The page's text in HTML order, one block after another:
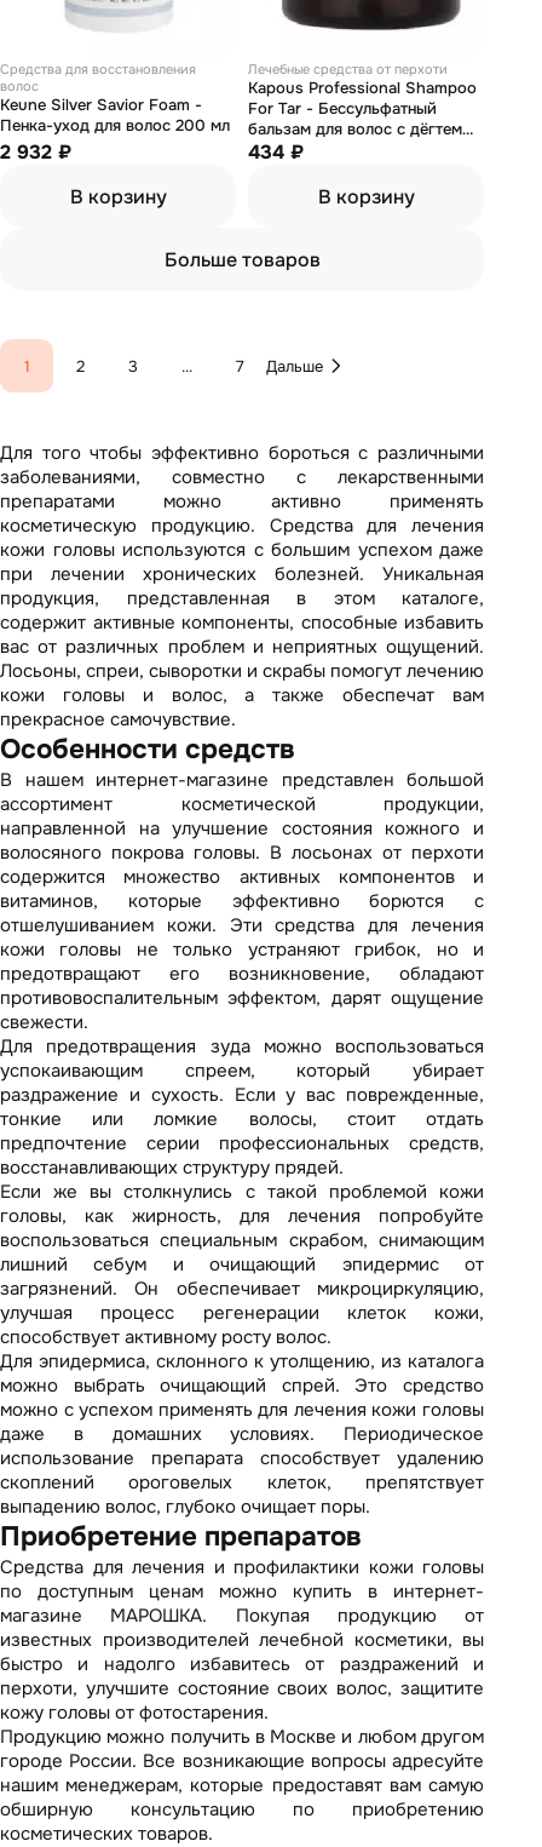
Средства для восстановления
волос
Keune Silver Savior Foam -
Пенка-уход для волос 200 мл
2 932 ₽
В корзину
Лечебные средства от перхоти
Kapous Professional Shampoo
For Tar - Бессульфатный
бальзам для волос с дёгтем
300 мл
434 ₽
В корзину
Больше товаров
1 2 3 ... 7 Дальше
Для того чтобы эффективно бороться с различными
заболеваниями, совместно с лекарственными
препаратами можно активно применять
косметическую продукцию. Средства для лечения
кожи головы используются с большим успехом даже
при лечении хронических болезней. Уникальная
продукция, представленная в этом каталоге,
содержит активные компоненты, способные избавить
вас от различных проблем и неприятных ощущений.
Лосьоны, спреи, сыворотки и скрабы помогут лечению
кожи головы и волос, а также обеспечат вам
прекрасное самочувствие.
Особенности средств
В нашем интернет-магазине представлен большой
ассортимент косметической продукции,
направленной на улучшение состояния кожного и
волосяного покрова головы. В лосьонах от перхоти
содержится множество активных компонентов и
витаминов, которые эффективно борются с
отшелушиванием кожи. Эти средства для лечения
кожи головы не только устраняют грибок, но и
предотвращают его возникновение, обладают
противовоспалительным эффектом, дарят ощущение
свежести.
Для предотвращения зуда можно воспользоваться
успокаивающим спреем, который убирает
раздражение и сухость. Если у вас поврежденные,
тонкие или ломкие волосы, стоит отдать
предпочтение серии профессиональных средств,
восстанавливающих структуру прядей.
Если же вы столкнулись с такой проблемой кожи
головы, как жирность, для лечения попробуйте
воспользоваться специальным скрабом, снимающим
лишний себум и очищающий эпидермис от
загрязнений. Он обеспечивает микроциркуляцию,
улучшая процесс регенерации клеток кожи,
способствует активному росту волос.
Для эпидермиса, склонного к утолщению, из каталога
можно выбрать очищающий спрей. Это средство
можно с успехом применять для лечения кожи головы
даже в домашних условиях. Периодическое
использование препарата способствует удалению
скоплений ороговелых клеток, препятствует
выпадению волос, глубоко очищает поры.
Приобретение препаратов
Средства для лечения и профилактики кожи головы
по доступным ценам можно купить в интернет-
магазине МАРОШКА. Покупая продукцию от
известных производителей лечебной косметики, вы
быстро и надолго избавитесь от раздражений и
перхоти, улучшите состояние своих волос, защитите
кожу головы от фотостарения.
Продукцию можно получить в Москве и любом другом
городе России. Все возникающие вопросы адресуйте
нашим менеджерам, которые предоставят вам самую
обширную консультацию по приобретению
косметических товаров.